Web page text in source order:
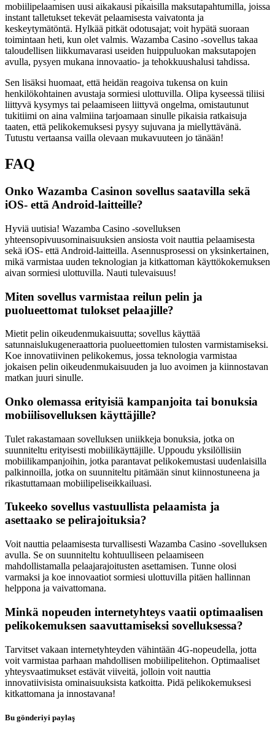
mobiilipelaamisen uusi aikakausi pikaisilla maksutapahtumilla, joissa
instant talletukset tekevät pelaamisesta vaivatonta ja
keskeytymätöntä. Hylkää pitkät odotusajat; voit hypätä suoraan
toimintaan heti, kun olet valmis. Wazamba Casino -sovellus takaa
taloudellisen liikkumavarasi useiden huippuluokan maksutapojen
avulla, pysyen mukana innovaatio- ja tehokkuushalusi tahdissa.
Sen lisäksi huomaat, että heidän reagoiva tukensa on kuin
henkilökohtainen avustaja sormiesi ulottuvilla. Olipa kyseessä tiliisi
liittyvä kysymys tai pelaamiseen liittyvä ongelma, omistautunut
tukitiimi on aina valmiina tarjoamaan sinulle pikaisia ratkaisuja
taaten, että pelikokemuksesi pysyy sujuvana ja miellyttävänä.
Tutustu vertaansa vailla olevaan mukavuuteen jo tänään!
FAQ
Onko Wazamba Casinon sovellus saatavilla sekä
iOS- että Android-laitteille?
Hyviä uutisia! Wazamba Casino -sovelluksen
yhteensopivuusominaisuuksien ansiosta voit nauttia pelaamisesta
sekä iOS- että Android-laitteilla. Asennusprosessi on yksinkertainen,
mikä varmistaa uuden teknologian ja kitkattoman käyttökokemuksen
aivan sormiesi ulottuvilla. Nauti tulevaisuus!
Miten sovellus varmistaa reilun pelin ja
puolueettomat tulokset pelaajille?
Mietit pelin oikeudenmukaisuutta; sovellus käyttää
satunnaislukugeneraattoria puolueettomien tulosten varmistamiseksi.
Koe innovatiivinen pelikokemus, jossa teknologia varmistaa
jokaisen pelin oikeudenmukaisuuden ja luo avoimen ja kiinnostavan
matkan juuri sinulle.
Onko olemassa erityisiä kampanjoita tai bonuksia
mobiilisovelluksen käyttäjille?
Tulet rakastamaan sovelluksen uniikkeja bonuksia, jotka on
suunniteltu erityisesti mobiilikäyttäjille. Uppoudu yksilöllisiin
mobiilikampanjoihin, jotka parantavat pelikokemustasi uudenlaisilla
palkinnoilla, jotka on suunniteltu pitämään sinut kiinnostuneena ja
rikastuttamaan mobiilipeliseikkailuasi.
Tukeeko sovellus vastuullista pelaamista ja
asettaako se pelirajoituksia?
Voit nauttia pelaamisesta turvallisesti Wazamba Casino -sovelluksen
avulla. Se on suunniteltu kohtuulliseen pelaamiseen
mahdollistamalla pelaajarajoitusten asettamisen. Tunne olosi
varmaksi ja koe innovaatiot sormiesi ulottuvilla pitäen hallinnan
helppona ja vaivattomana.
Minkä nopeuden internetyhteys vaatii optimaalisen
pelikokemuksen saavuttamiseksi sovelluksessa?
Tarvitset vakaan internetyhteyden vähintään 4G-nopeudella, jotta
voit varmistaa parhaan mahdollisen mobiilipelitehon. Optimaaliset
yhteysvaatimukset estävät viiveitä, jolloin voit nauttia
innovatiivisista ominaisuuksista katkoitta. Pidä pelikokemuksesi
kitkattomana ja innostavana!
Bu gönderiyi paylaş